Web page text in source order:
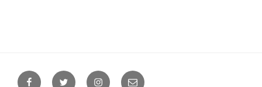
FacebookTwitter Instagram
E-